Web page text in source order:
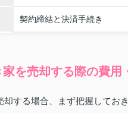
契約締結と決済手続き
を売却する際の費用
却する場合、まず把握してお